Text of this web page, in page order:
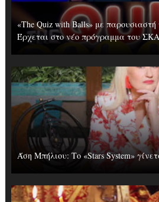
«The Quiz with Balls» με
Έρχεται στο νέο πρόγραμμα του
Άση Μπήλιου: Το «Stars System»